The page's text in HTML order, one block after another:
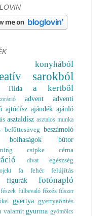
konyhából
sarokból
Tilda a kertből
advent
adventi
ajtódísz ajándék ajánló
asztaldísz asztalos munka
befőttesüveg beszámoló
bolhaságok bútor
csipke cérna
divat egészség
fa fehér felújítás
figurák fotónapló
fészek fülbevaló főzés fűszer
gyertya gyertyaöntés
valamit gyurma gyömölcs